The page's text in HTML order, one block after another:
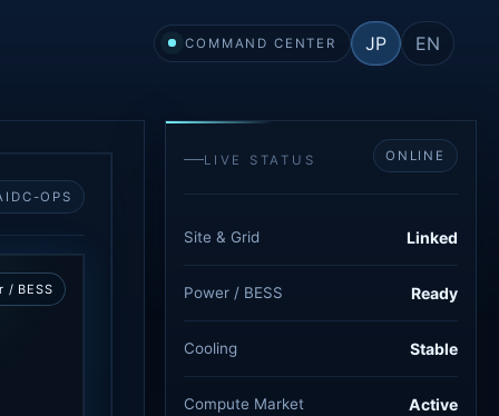
COMMAND CENTER JP EN
OPS
/ BESS
LIVE STATUS ONLINE
Site & Grid Linked
Power / BESS Ready
Cooling Stable
Compute Market Active